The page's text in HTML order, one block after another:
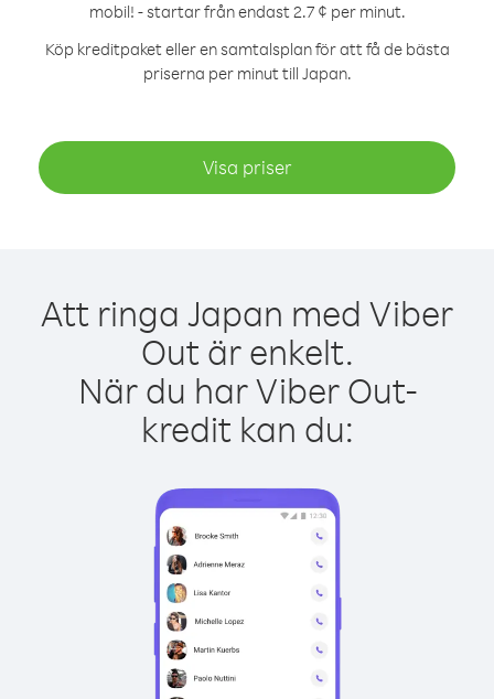
mobil! - startar från endast 2.7 ¢ per minut.
Köp kreditpaket eller en samtalsplan för att få de bästa
priserna per minut till Japan.
Visa priser
Att ringa Japan med Viber
Out är enkelt.
När du har Viber Out-
kredit kan du: